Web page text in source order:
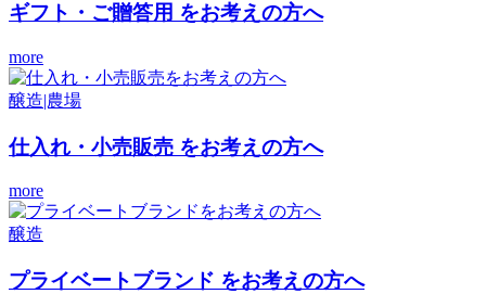
ギフト・ご贈答用 をお考えの方へ
more
醸造|農場
仕入れ・小売販売 をお考えの方へ
more
醸造
プライベートブランド をお考えの方へ